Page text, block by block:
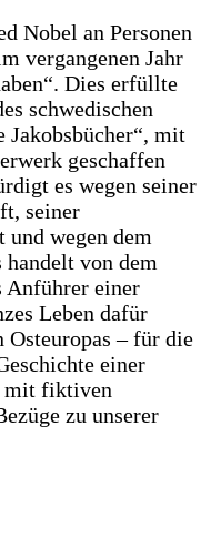
Nobel an Personen
vergangenen Jahr
Dies erfüllte
schwedischen
mit
geschaffen
es wegen seiner
seiner
und wegen dem
handelt von dem
Anführer einer
Leben dafür
Osteuropas – für die
einer
mit fiktiven
zu unserer